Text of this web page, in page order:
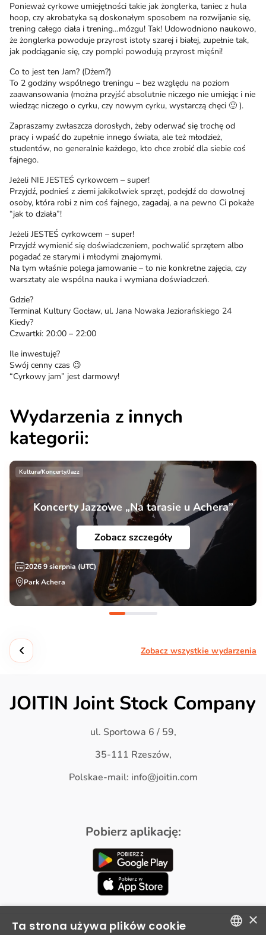
Ponieważ cyrkowe umiejętności takie jak żonglerka, taniec z hula
hoop, czy akrobatyka są doskonałym sposobem na rozwijanie się,
trening całego ciała i trening…mózgu! Tak! Udowodniono naukowo,
że żonglerka powoduje przyrost istoty szarej i białej, zupełnie tak,
jak podciąganie się, czy pompki powodują przyrost mięśni!
Co to jest ten Jam? (Dżem?)
To 2 godziny wspólnego treningu – bez względu na poziom
zaawansowania (można przyjść absolutnie niczego nie umiejąc i nie
wiedząc niczego o cyrku, czy nowym cyrku, wystarczą chęci 🙂 ).
Zapraszamy zwłaszcza dorosłych, żeby oderwać się trochę od
pracy i wpaść do zupełnie innego świata, ale też młodzież,
studentów, no generalnie każdego, kto chce zrobić dla siebie coś
fajnego.
Jeżeli NIE JESTEŚ cyrkowcem – super!
Przyjdź, podnieś z ziemi jakikolwiek sprzęt, podejdź do dowolnej
osoby, która robi z nim coś fajnego, zagadaj, a na pewno Ci pokaże
“jak to działa”!
Jeżeli JESTEŚ cyrkowcem – super!
Przyjdź wymienić się doświadczeniem, pochwalić sprzętem albo
pogadać ze starymi i młodymi znajomymi.
Na tym właśnie polega jamowanie – to nie konkretne zajęcia, czy
warsztaty ale wspólna nauka i wymiana doświadczeń.
Gdzie?
Terminal Kultury Gocław, ul. Jana Nowaka Jeziorańskiego 24
Kiedy?
Czwartki: 20:00 – 22:00
Ile inwestuję?
Swój cenny czas 😉
“Cyrkowy jam” jest darmowy!
Wydarzenia z innych
kategorii:
Kultura/Koncerty/Jazz
Koncerty Jazzowe „Na tarasie u Achera”
Zobacz szczegóły
2026 9 sierpnia (UTC)
Park Achera
Zobacz wszystkie wydarzenia
JOITIN Joint Stock Company
ul. Sportowa 6 / 59,
35-111 Rzeszów,
Polskae-mail: info@joitin.com
Pobierz aplikację:
×
Ta strona używa plików cookie